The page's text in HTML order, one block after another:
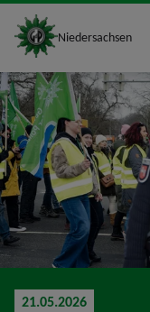
jumpToMain
site_logo
Niedersachsen
21.05.2026